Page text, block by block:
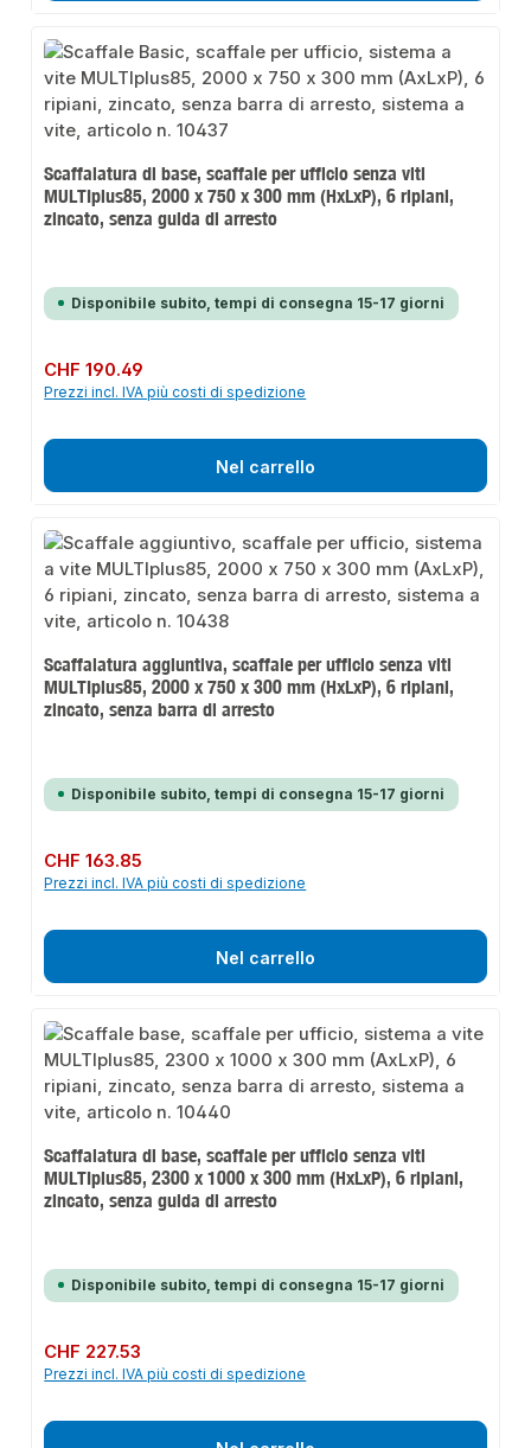
Scaffalatura di base, scaffale per ufficio senza viti
MULTIplus85, 2000 x 750 x 300 mm (HxLxP), 6 ripiani,
zincato, senza guida di arresto
Disponibile subito, tempi di consegna 15-17 giorni
Prezzo normale:
CHF 190.49
Prezzi incl. IVA più costi di spedizione
Nel carrello
Scaffalatura aggiuntiva, scaffale per ufficio senza viti
MULTIplus85, 2000 x 750 x 300 mm (HxLxP), 6 ripiani,
zincato, senza barra di arresto
Disponibile subito, tempi di consegna 15-17 giorni
Prezzo normale:
CHF 163.85
Prezzi incl. IVA più costi di spedizione
Nel carrello
Scaffalatura di base, scaffale per ufficio senza viti
MULTIplus85, 2300 x 1000 x 300 mm (HxLxP), 6 ripiani,
zincato, senza guida di arresto
Disponibile subito, tempi di consegna 15-17 giorni
Prezzo normale:
CHF 227.53
Prezzi incl. IVA più costi di spedizione